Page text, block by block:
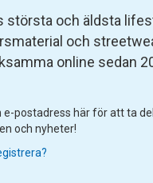
största och äldsta
och
online sedan
e-postadress här för att ta
och nyheter!